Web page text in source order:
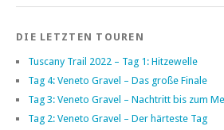
DIE LETZTEN TOUREN
Tuscany Trail 2022 – Tag 1: Hitzewelle
Tag 4: Veneto Gravel – Das große Finale
Tag 3: Veneto Gravel – Nachtritt bis zum
Tag 2: Veneto Gravel – Der härteste Tag